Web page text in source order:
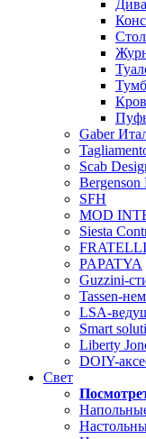
Gaber
Scab
Bergenson
SFH
MOD
Siesta
PAPATYA
Guzzini-
Tassen-
LSA-
Smart
Liberty
DOIY-
Свет